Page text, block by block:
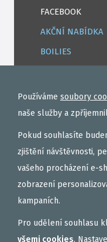
FACEBOOK
AKČNÍ NABÍDKA
BOILIES
TEKUTÉ
OBALOVAČKY
VAŘENÝ PARTIKL
BIŽUTERIE NA
DÁRKOVÝ
AKČNÍ SETY
Používáme soubory
naše služby a
Pokud souhlasíte
zjištění návštěvnosti,
vašeho procházení e-
zobrazení
kampaních.
Pro udělení souhlasu
všemi cookies.